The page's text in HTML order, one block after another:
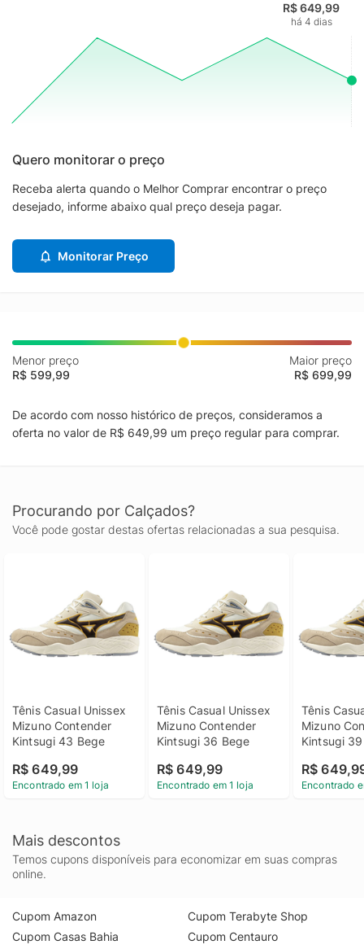
R$ 649,99
há 4 dias
Quero monitorar o preço
Receba alerta quando o Melhor Comprar encontrar o preço
desejado, informe abaixo qual preço deseja pagar.
Monitorar Preço
Menor preço
R$ 599,99
Maior preço
R$ 699,99
De acordo com nosso histórico de preços, consideramos a
oferta no valor de R$ 649,99 um preço regular para comprar.
Procurando por Calçados?
Você pode gostar destas ofertas relacionadas a sua pesquisa.
Tênis Casual Unissex
Mizuno Contender
Kintsugi 43 Bege
R$ 649,99
Encontrado em 1 loja
Tênis Casual Unissex
Mizuno Contender
Kintsugi 36 Bege
R$ 649,99
Encontrado em 1 loja
Tênis
Mizuno
Kintsugi
R$
Encontrado
Mais descontos
Temos cupons disponíveis para economizar em suas compras
online.
Cupom Amazon
Cupom Casas Bahia
Cupom Terabyte Shop
Cupom Centauro